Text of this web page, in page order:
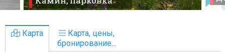
Карта
Карта, цены,
бронирование...